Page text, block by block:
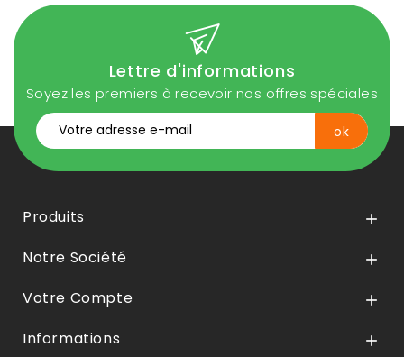
Lettre d'informations
Soyez les premiers à recevoir nos offres spéciales
Produits 
Notre Société 
Votre Compte 
Informations 